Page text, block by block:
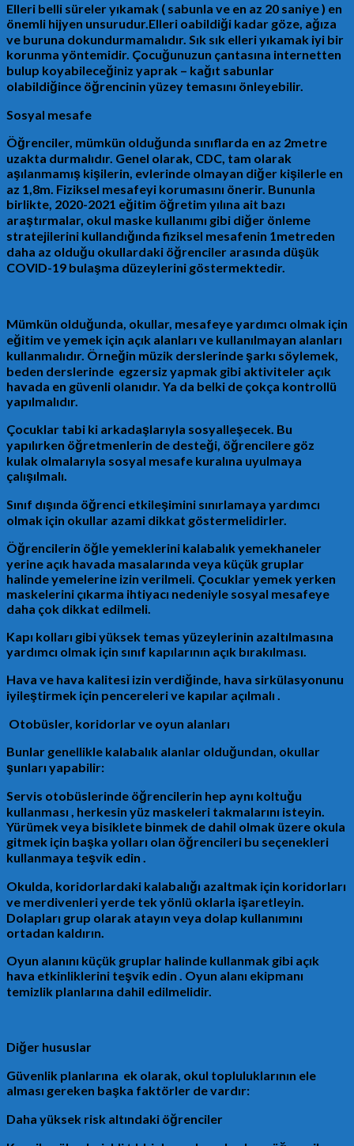
Elleri belli süreler yıkamak ( sabunla ve en az 20 saniye ) en
önemli hijyen unsurudur.Elleri oabildiği kadar göze, ağıza
ve buruna dokundurmamalıdır. Sık sık elleri yıkamak iyi bir
korunma yöntemidir. Çocuğunuzun çantasına internetten
bulup koyabileceğiniz yaprak – kağıt sabunlar
olabildiğince öğrencinin yüzey temasını önleyebilir.
Sosyal mesafe
Öğrenciler, mümkün olduğunda sınıflarda en az 2metre
uzakta durmalıdır. Genel olarak, CDC, tam olarak
aşılanmamış kişilerin, evlerinde olmayan diğer kişilerle en
az 1,8m. Fiziksel mesafeyi korumasını önerir. Bununla
birlikte, 2020-2021 eğitim öğretim yılına ait bazı
araştırmalar, okul maske kullanımı gibi diğer önleme
stratejilerini kullandığında fiziksel mesafenin 1metreden
daha az olduğu okullardaki öğrenciler arasında düşük
COVID-19 bulaşma düzeylerini göstermektedir.
Mümkün olduğunda, okullar, mesafeye yardımcı olmak için
eğitim ve yemek için açık alanları ve kullanılmayan alanları
kullanmalıdır. Örneğin müzik derslerinde şarkı söylemek,
beden derslerinde egzersiz yapmak gibi aktiviteler açık
havada en güvenli olanıdır. Ya da belki de çokça kontrollü
yapılmalıdır.
Çocuklar tabi ki arkadaşlarıyla sosyalleşecek. Bu
yapılırken öğretmenlerin de desteği, öğrencilere göz
kulak olmalarıyla sosyal mesafe kuralına uyulmaya
çalışılmalı.
Sınıf dışında öğrenci etkileşimini sınırlamaya yardımcı
olmak için okullar azami dikkat göstermelidirler.
Öğrencilerin öğle yemeklerini kalabalık yemekhaneler
yerine açık havada masalarında veya küçük gruplar
halinde yemelerine izin verilmeli. Çocuklar yemek yerken
maskelerini çıkarma ihtiyacı nedeniyle sosyal mesafeye
daha çok dikkat edilmeli.
Kapı kolları gibi yüksek temas yüzeylerinin azaltılmasına
yardımcı olmak için sınıf kapılarının açık bırakılması.
Hava ve hava kalitesi izin verdiğinde, hava sirkülasyonunu
iyileştirmek için pencereleri ve kapılar açılmalı .
Otobüsler, koridorlar ve oyun alanları
Bunlar genellikle kalabalık alanlar olduğundan, okullar
şunları yapabilir:
Servis otobüslerinde öğrencilerin hep aynı koltuğu
kullanması , herkesin yüz maskeleri takmalarını isteyin.
Yürümek veya bisiklete binmek de dahil olmak üzere okula
gitmek için başka yolları olan öğrencileri bu seçenekleri
kullanmaya teşvik edin .
Okulda, koridorlardaki kalabalığı azaltmak için koridorları
ve merdivenleri yerde tek yönlü oklarla işaretleyin.
Dolapları grup olarak atayın veya dolap kullanımını
ortadan kaldırın.
Oyun alanını küçük gruplar halinde kullanmak gibi açık
hava etkinliklerini teşvik edin . Oyun alanı ekipmanı
temizlik planlarına dahil edilmelidir.
Diğer hususlar
Güvenlik planlarına ek olarak, okul topluluklarının ele
alması gereken başka faktörler de vardır:
Daha yüksek risk altındaki öğrenciler